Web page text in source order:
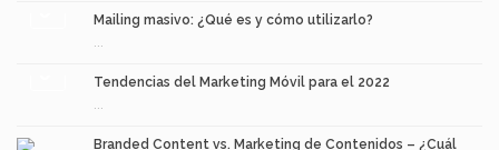
Mailing masivo: ¿Qué es y cómo utilizarlo?
Tendencias del Marketing Móvil para el 2022
Branded Content vs. Marketing de Contenidos – ¿Cuál